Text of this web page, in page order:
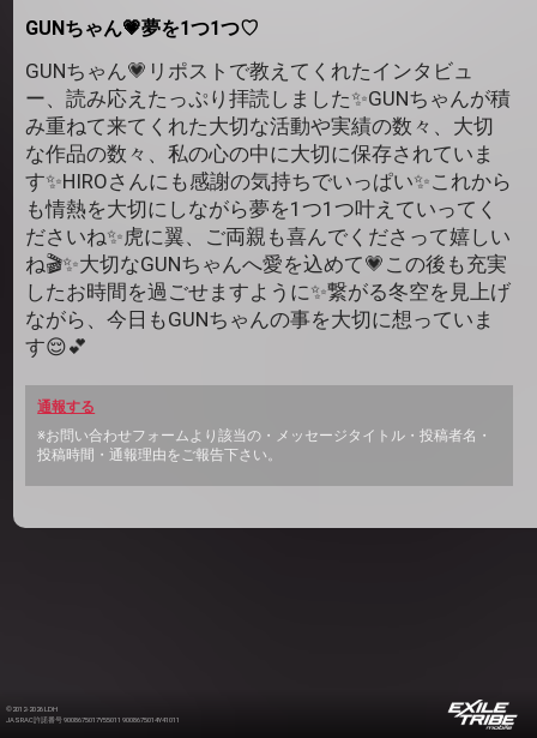
GUNちゃん💗夢を1つ1つ♡
GUNちゃん💗リポストで教えてくれたインタビュ
ー、読み応えたっぷり拝読しました✨️GUNちゃんが積
み重ねて来てくれた大切な活動や実績の数々、大切
な作品の数々、私の心の中に大切に保存されていま
す✨️HIROさんにも感謝の気持ちでいっぱい✨️これから
も情熱を大切にしながら夢を1つ1つ叶えていってく
ださいね✨️虎に翼、ご両親も喜んでくださって嬉しい
ね🎬️✨️大切なGUNちゃんへ愛を込めて💗この後も充実
したお時間を過ごせますように✨️繋がる冬空を見上げ
ながら、今日もGUNちゃんの事を大切に想っていま
す😌💕
通報する
※お問い合わせフォームより該当の・メッセージタイトル・投稿者名・
投稿時間・通報理由をご報告下さい。
©2012-2026 LDH
JASRAC許諾番号 9008675017Y55011 9008675014Y41011